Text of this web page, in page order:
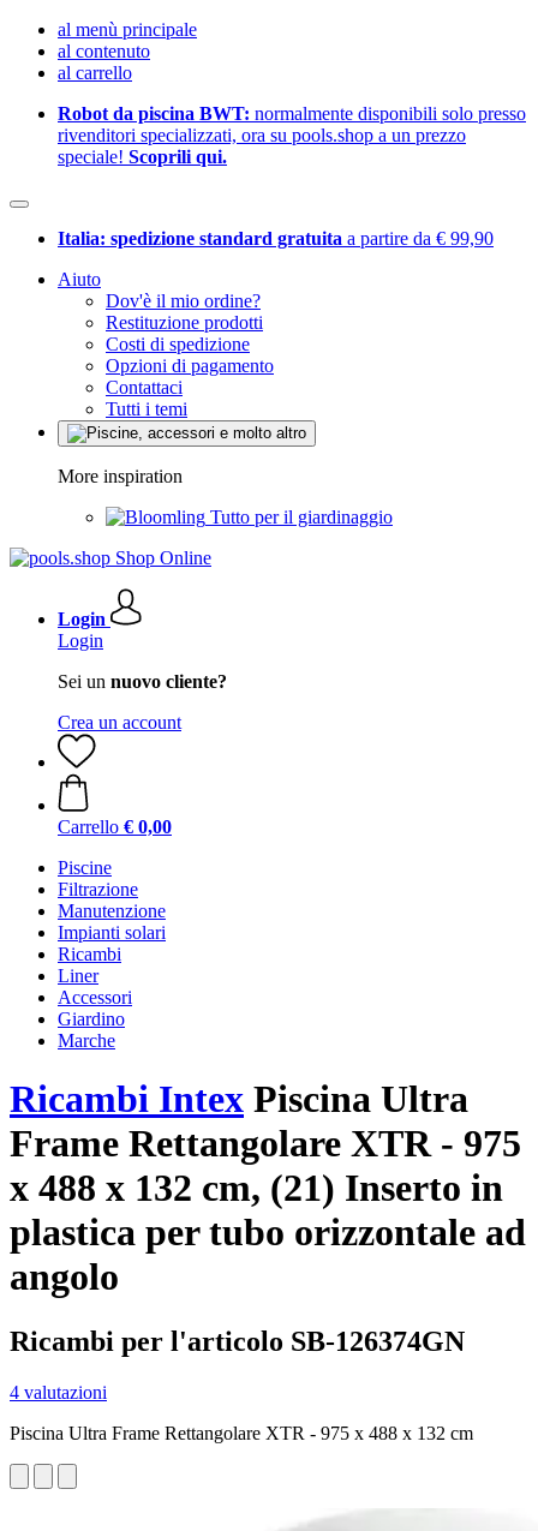
al menù principale
al contenuto
al carrello
Robot da piscina BWT: normalmente disponibili solo presso
rivenditori specializzati, ora su pools.shop a un prezzo
speciale! Scoprili qui.
Italia: spedizione standard gratuita a partire da € 99,90
Aiuto
Dov'è il mio ordine?
Restituzione prodotti
Costi di spedizione
Opzioni di pagamento
Contattaci
Tutti i temi
More inspiration
Tutto per il giardinaggio
Login
Login
Sei un nuovo cliente?
Crea un account
Carrello € 0,00
Piscine
Filtrazione
Manutenzione
Impianti solari
Ricambi
Liner
Accessori
Giardino
Marche
Ricambi Intex Piscina Ultra
Frame Rettangolare XTR - 975
x 488 x 132 cm, (21) Inserto in
plastica per tubo orizzontale ad
angolo
Ricambi per l'articolo SB-126374GN
4 valutazioni
Piscina Ultra Frame Rettangolare XTR - 975 x 488 x 132 cm